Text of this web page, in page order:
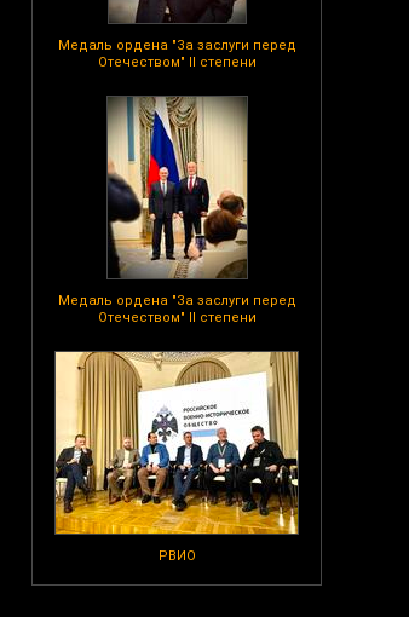
Медаль ордена "За заслуги перед
Отечеством" II степени
Медаль ордена "За заслуги перед
Отечеством" II степени
РВИО